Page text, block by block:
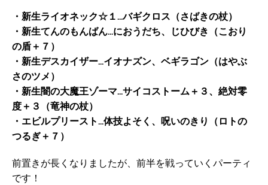
・新生ライオネック☆１…バギクロス（さばきの杖）
・新生てんのもんばん…におうだち、じひびき（こおり
の盾＋７）
・新生デスカイザー…イオナズン、ベギラゴン（はやぶ
さのツメ）
・新生闇の大魔王ゾーマ…サイコストーム＋３、絶対零
度＋３（竜神の杖）
・エビルプリースト…体技よそく、呪いのきり（ロトの
つるぎ＋７）
前置きが長くなりましたが、前半を戦っていくパーティ
です！